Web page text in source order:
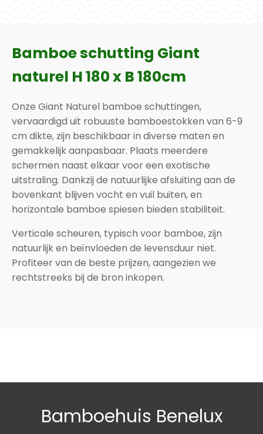
Bamboe schutting Giant
naturel H 180 x B 180cm
Onze Giant Naturel bamboe schuttingen,
vervaardigd uit robuuste bamboestokken van 6-9
cm dikte, zijn beschikbaar in diverse maten en
gemakkelijk aanpasbaar. Plaats meerdere
schermen naast elkaar voor een exotische
uitstraling. Dankzij de natuurlijke afsluiting aan de
bovenkant blijven vocht en vuil buiten, en
horizontale bamboe spiesen bieden stabiliteit.
Verticale scheuren, typisch voor bamboe, zijn
natuurlijk en beïnvloeden de levensduur niet.
Profiteer van de beste prijzen, aangezien we
rechtstreeks bij de bron inkopen.
Bamboehuis Benelux